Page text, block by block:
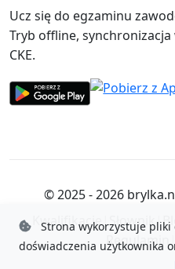
Ucz się do egzaminu
Tryb offline,
CKE.
© 2025 - 2026
Kwalifikacje|Słownik|
Regulamin
Strona wykorzystuje
doświadczenia użytkownika